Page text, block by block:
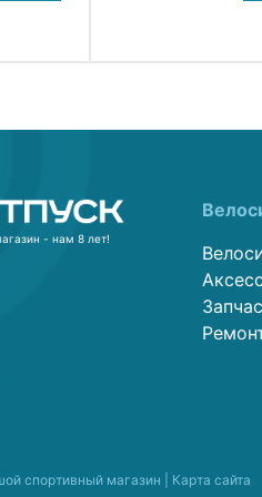
- нам 8 лет!
спортивный магазин | Карта сайта